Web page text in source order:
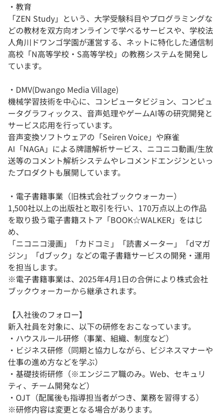
・教育
「ZEN Study」という、大学受験科目やプログラミングな
どの教材を双方向オンラインで学べるサービスや、学校法
人角川ドワンゴ学園が運営する、ネットに特化した通信制
高校「N高等学校・S高等学校」の教務システムを開発し
ています。
・DMV(Dwango Media Village)
機械学習技術を中心に、コンピュータビジョン、コンピュ
ータグラフィックス、音声処理やゲームAI等の研究開発と
サービス応用を行っています。
音声変換ソフトウェアの「Seiren Voice」や麻雀
AI「NAGA」による牌譜解析サービス、ニコニコ動画/生放
送等のコメント解析システムやレコメンドエンジンといっ
たプロダクトも展開しています。
・電子書籍事業（旧株式会社ブックウォーカー）
1,500社以上の出版社と取引を行い、170万点以上の作品
を取り扱う電子書籍ストア「BOOK☆WALKER」をはじ
め、
「ニコニコ漫画」「カドコミ」「読書メーター」「dマガ
ジン」「dブック」などの電子書籍サービスの開発・運用
を担当します。
※電子書籍事業は、2025年4月1日の合併により株式会社
ブックウォーカーから継承されます。
【入社後のフォロー】
新入社員を対象に、以下の研修をおこなっています。
・ハウスルール研修（事業、組織、制度など）
・ビジネス研修（同期と協力しながら、ビジネスマナーや
仕事の進め方などを学ぶ）
・基礎技術研修（※エンジニア職のみ。Web、セキュリ
ティ、チーム開発など）
・OJT（配属後も指導担当者がつき、業務を習得する）
※研修内容は変更となる場合があります。